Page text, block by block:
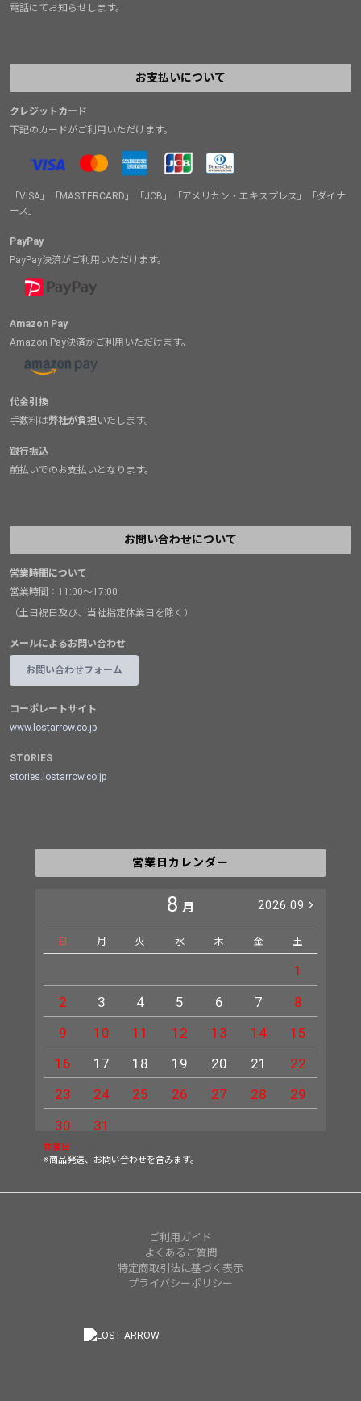
電話にてお知らせします。
お支払いについて
クレジットカード
下記のカードがご利用いただけます。
「VISA」「MASTERCARD」「JCB」「アメリカン・エキスプレス」「ダイナ
ース」
PayPay
PayPay決済がご利用いただけます。
Amazon Pay
Amazon Pay決済がご利用いただけます。
代金引換
手数料は弊社が負担 いたします。
銀行振込
前払いでのお支払いとなります。
お問い合わせについて
営業時間について
営業時間：11:00～17:00
（土日祝日及び、当社指定休業日を除く）
メールによるお問い合わせ
お問い合わせフォーム
コーポレートサイト
www.lostarrow.co.jp
STORIES
stories.lostarrow.co.jp
営業日カレンダー
8 月 2026.09
日 月 火 水 木 金 土
1
2
3 4 5 6 7
8
9
10 11 12 13 14
15
16
17 18 19 20 21
22
23
24 25 26 27 28
29
30
31
休業日
※商品発送、お問い合わせを含みます。
ご利用ガイド
よくあるご質問
特定商取引法に基づく表示
プライバシーポリシー